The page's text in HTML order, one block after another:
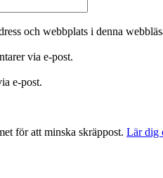
och webbplats i denna
via e-post.
e-post.
för att minska skräppost. Lär dig